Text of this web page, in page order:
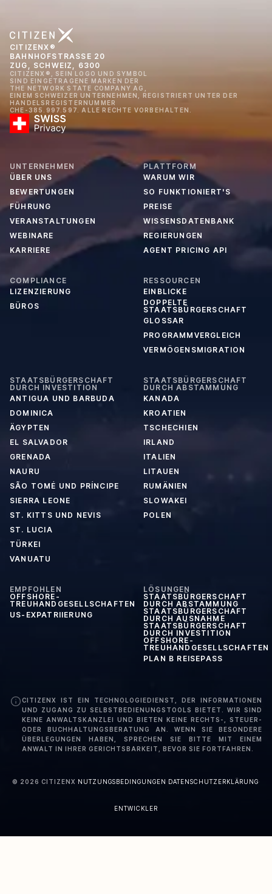
CITIZENX®
BAHNHOFSTRASSE 20
ZUG, SCHWEIZ, 6300
CITIZENX®, SEIN LOGO UND SYMBOL
SIND EINGETRAGENE MARKEN DER
THE NETWORK STATE COMPANY AG,
EINEM SCHWEIZER UNTERNEHMEN, REGISTRIERT UNTER DER
HANDELSREGISTERNUMMER
CHE-385.997.597. ALLE RECHTE VORBEHALTEN.
UNTERNEHMEN
ÜBER UNS
BEWERTUNGEN
FÜHRUNG
VERANSTALTUNGEN
WEBINARE
KARRIERE
PLATTFORM
WARUM WIR
SO FUNKTIONIERT'S
PREISE
WISSENSDATENBANK
REGIERUNGEN
AGENT PRICING API
COMPLIANCE
LIZENZIERUNG
BÜROS
RESSOURCEN
EINBLICKE
DOPPELTE
STAATSBÜRGERSCHAFT
GLOSSAR
PROGRAMMVERGLEICH
VERMÖGENSMIGRATION
STAATSBÜRGERSCHAFT
DURCH INVESTITION
ANTIGUA UND BARBUDA
DOMINICA
ÄGYPTEN
EL SALVADOR
GRENADA
NAURU
SÃO TOMÉ UND PRÍNCIPE
SIERRA LEONE
ST. KITTS UND NEVIS
ST. LUCIA
TÜRKEI
VANUATU
STAATSBÜRGERSCHAFT
DURCH ABSTAMMUNG
KANADA
KROATIEN
TSCHECHIEN
IRLAND
ITALIEN
LITAUEN
RUMÄNIEN
SLOWAKEI
POLEN
EMPFOHLEN
OFFSHORE-
TREUHANDGESELLSCHAFTEN
US-EXPATRIIERUNG
LÖSUNGEN
STAATSBÜRGERSCHAFT
DURCH ABSTAMMUNG
STAATSBÜRGERSCHAFT
DURCH AUSNAHME
STAATSBÜRGERSCHAFT
DURCH INVESTITION
OFFSHORE-
TREUHANDGESELLSCHAFTEN
PLAN B REISEPASS
CITIZENX IST EIN TECHNOLOGIEDIENST, DER INFORMATIONEN
UND ZUGANG ZU SELBSTBEDIENUNGSTOOLS BIETET. WIR SIND
KEINE ANWALTSKANZLEI UND BIETEN KEINE RECHTS-, STEUER-
ODER BUCHHALTUNGSBERATUNG AN. WENN SIE BESONDERE
ÜBERLEGUNGEN HABEN, SPRECHEN SIE BITTE MIT EINEM
ANWALT IN IHRER GERICHTSBARKEIT, BEVOR SIE FORTFAHREN.
© 2026 CITIZENX ·NUTZUNGSBEDINGUNGEN ·DATENSCHUTZERKLÄRUNG·
ENTWICKLER